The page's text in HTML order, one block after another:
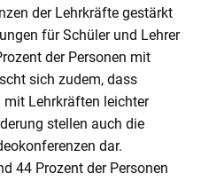
der Lehrkräfte gestärkt
für Schüler und Lehrer
der Personen mit
sich zudem, dass
Lehrkräften leichter
stellen auch die
dar.
44 Prozent der Personen